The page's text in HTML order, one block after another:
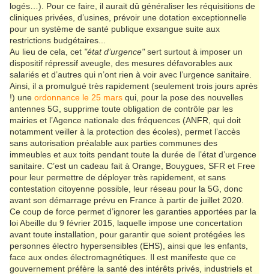
logés…). Pour ce faire, il aurait dû généraliser les réquisitions de
cliniques privées, d’usines, prévoir une dotation exceptionnelle
pour un système de santé publique exsangue suite aux
restrictions budgétaires...
Au lieu de cela, cet "état d’urgence"sert surtout à imposer un
dispositif répressif aveugle, des mesures défavorables aux
salariés et d’autres qui n’ont rien à voir avec l’urgence sanitaire.
Ainsi, il a promulgué très rapidement (seulement trois jours après
!) une ordonnance le 25 mars qui, pour la pose des nouvelles
antennes 5G, supprime toute obligation de contrôle par les
mairies et l’Agence nationale des fréquences (ANFR, qui doit
notamment veiller à la protection des écoles), permet l’accès
sans autorisation préalable aux parties communes des
immeubles et aux toits pendant toute la durée de l’état d’urgence
sanitaire. C’est un cadeau fait à Orange, Bouygues, SFR et Free
pour leur permettre de déployer très rapidement, et sans
contestation citoyenne possible, leur réseau pour la 5G, donc
avant son démarrage prévu en France à partir de juillet 2020.
Ce coup de force permet d’ignorer les garanties apportées par la
loi Abeille du 9 février 2015, laquelle impose une concertation
avant toute installation, pour garantir que soient protégées les
personnes électro hypersensibles (EHS), ainsi que les enfants,
face aux ondes électromagnétiques. Il est manifeste que ce
gouvernement préfère la santé des intérêts privés, industriels et